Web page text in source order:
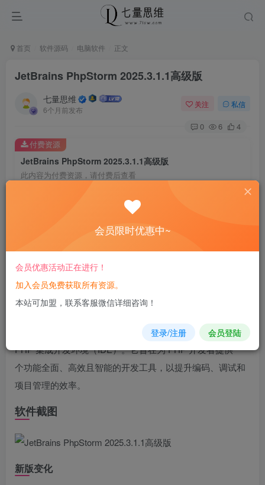
首页 软件源码 电脑软件 正文
JetBrains PhpStorm 2025.3.1.1高级版
七量思维
6个月前发布
关注 私信
0 6 4
JetBrains PhpStorm 2025.3.1.1高级版
此内容为付费资源，请付费后查看
8.8
您当前未登录！建议登陆后购买，可保存购买订单
付费资源
软件介绍
PhpStorm 是由 JetBrains 公司开发的一款商业级、智能的
PHP 集成开发环境（IDE）。它旨在为 PHP 开发者提供一
个功能全面、高效且智能的开发工具，以提升编码、调试和
项目管理的效率。
软件截图
新版变化
会员限时优惠中~
会员优惠活动正在进行！
加入会员免费获取所有资源。
本站可加盟，联系客服微信详细咨询！
登录/注册 会员登陆